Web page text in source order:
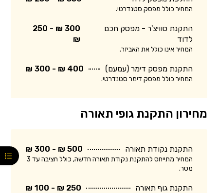
המחיר כולל מפסק סטנדרטי.
התקנת סוויצ'ר - מפסק חכם
לדוד
300 ₪ - 250
₪
המחיר אינו כולל את האביזר.
התקנת מפסק דימר (עמעם) 400 ₪ - 300 ₪
המחיר כולל מפסק דימר סטנדרטי.
מחירון התקנת גופי תאורה
התקנת נקודת תאורה 500 ₪ - 300 ₪
המחיר מתייחס להתקנת נקודת תאורה חדשה, כולל חציבה עד 3
מטר.
התקנת גוף תאורה 250 ₪ - 100 ₪